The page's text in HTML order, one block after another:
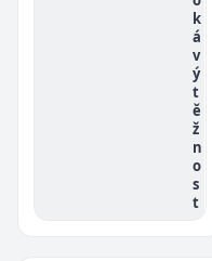
k
á
v
ý
t
ě
ž
n
o
s
t